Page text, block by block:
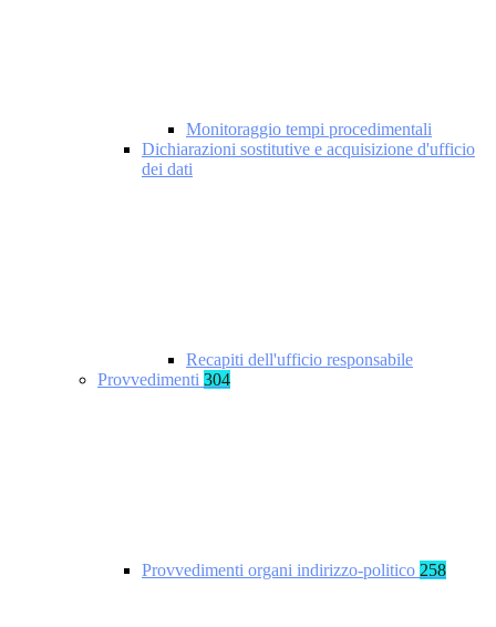
Monitoraggio tempi procedimentali
Dichiarazioni sostitutive e acquisizione d'ufficio
dei dati
Recapiti dell'ufficio responsabile
Provvedimenti 304
Provvedimenti organi indirizzo-politico 258